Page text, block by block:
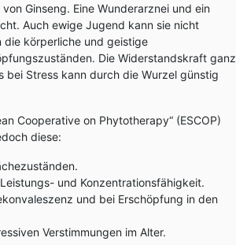
Ginseng. Eine Wunderarznei und ein
Auch ewige Jugend kann sie nicht
die körperliche und geistige
Die Widerstandskraft ganz
bei Stress kann durch die Wurzel günstig
Cooperative on Phytotherapy“ (ESCOP)
diese:
und Konzentrationsfähigkeit.
und bei Erschöpfung in den
Verstimmungen im Alter.